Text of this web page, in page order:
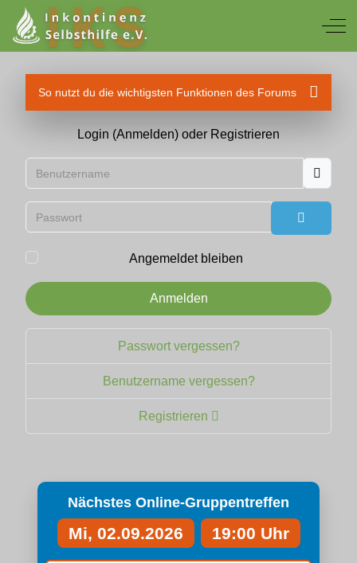
Off-
So nutzt du die wichtigsten Funktionen des Forums
Login (Anmelden) oder Registrieren
Benutzername
Passwort
Passwort
Angemeldet bleiben
Anmelden
Passwort vergessen?
Benutzername vergessen?
Registrieren
Nächstes Online-Gruppentreffen
Mi, 02.09.2026 19:00 Uhr